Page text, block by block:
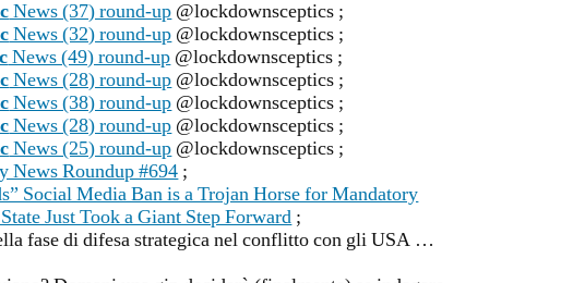
News (37) round-up @lockdownsceptics ;
News (32) round-up @lockdownsceptics ;
News (49) round-up @lockdownsceptics ;
News (28) round-up @lockdownsceptics ;
News (38) round-up @lockdownsceptics ;
News (28) round-up @lockdownsceptics ;
News (25) round-up @lockdownsceptics ;
News Roundup #694 ;
Social Media Ban is a Trojan Horse for Mandatory
Just Took a Giant Step Forward ;
fase di difesa strategica nel conflitto con gli USA …